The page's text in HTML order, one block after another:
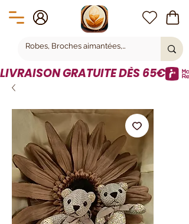
LIVRAISON GRATUITE DÈS 65€